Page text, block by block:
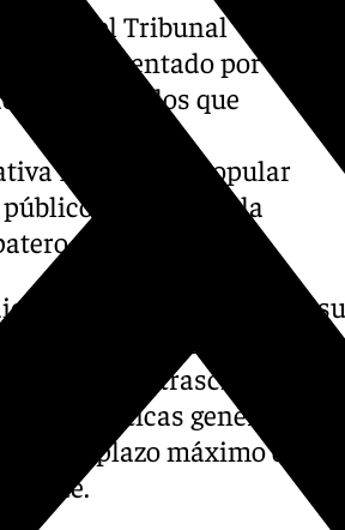
el Tribunal
presentado por CSIF
los Diputados que
Legislativa Popular
recuperen la
en 2010.
de 2024 acuerda su
una especial
suscitado trasciende del
políticas generales” y
en el plazo máximo de 10